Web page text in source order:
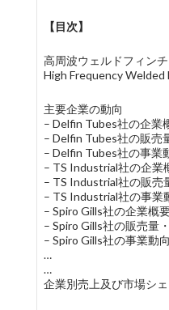
【目次】
高周波ウェルドフィン
High Frequency Welded
主要企業の動向
– Delfin Tubes社の企業
– Delfin Tubes社の販売
– Delfin Tubes社の事業
– TS Industrial社の企業
– TS Industrial社の販売
– TS Industrial社の事業
– Spiro Gills社の企業概
– Spiro Gills社の販売量
– Spiro Gills社の事業動向
…
…
企業別売上及び市場シェ